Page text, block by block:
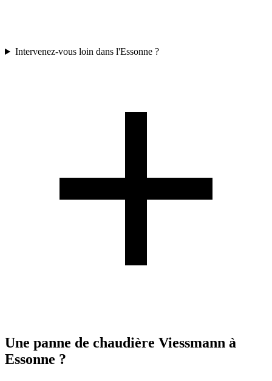
Intervenez-vous loin dans l'Essonne ?
Une panne de chaudière Viessmann à
Essonne ?